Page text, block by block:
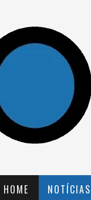
HOME NOTÍCIAS